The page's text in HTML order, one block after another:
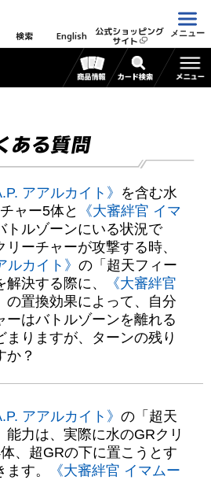
検索 English 公式ショッピング
サイト
メニュー
ある質問
アアルカイト》
を含む水
ャー5体と
《大審絆官 イマ
トルゾーンにいる状況で
リーチャーが攻撃する時、
ルカイト》 の「超天フィー
決する際に、
《大審絆官
の置換効果によって、自分
ーはバトルゾーンを離れる
まりますが、ターンの残り
か？
アアルカイト》 の「超天
能力は、実際に水のGRクリ
、超GRの下に置こうとす
す。
《大審絆官 イマムー